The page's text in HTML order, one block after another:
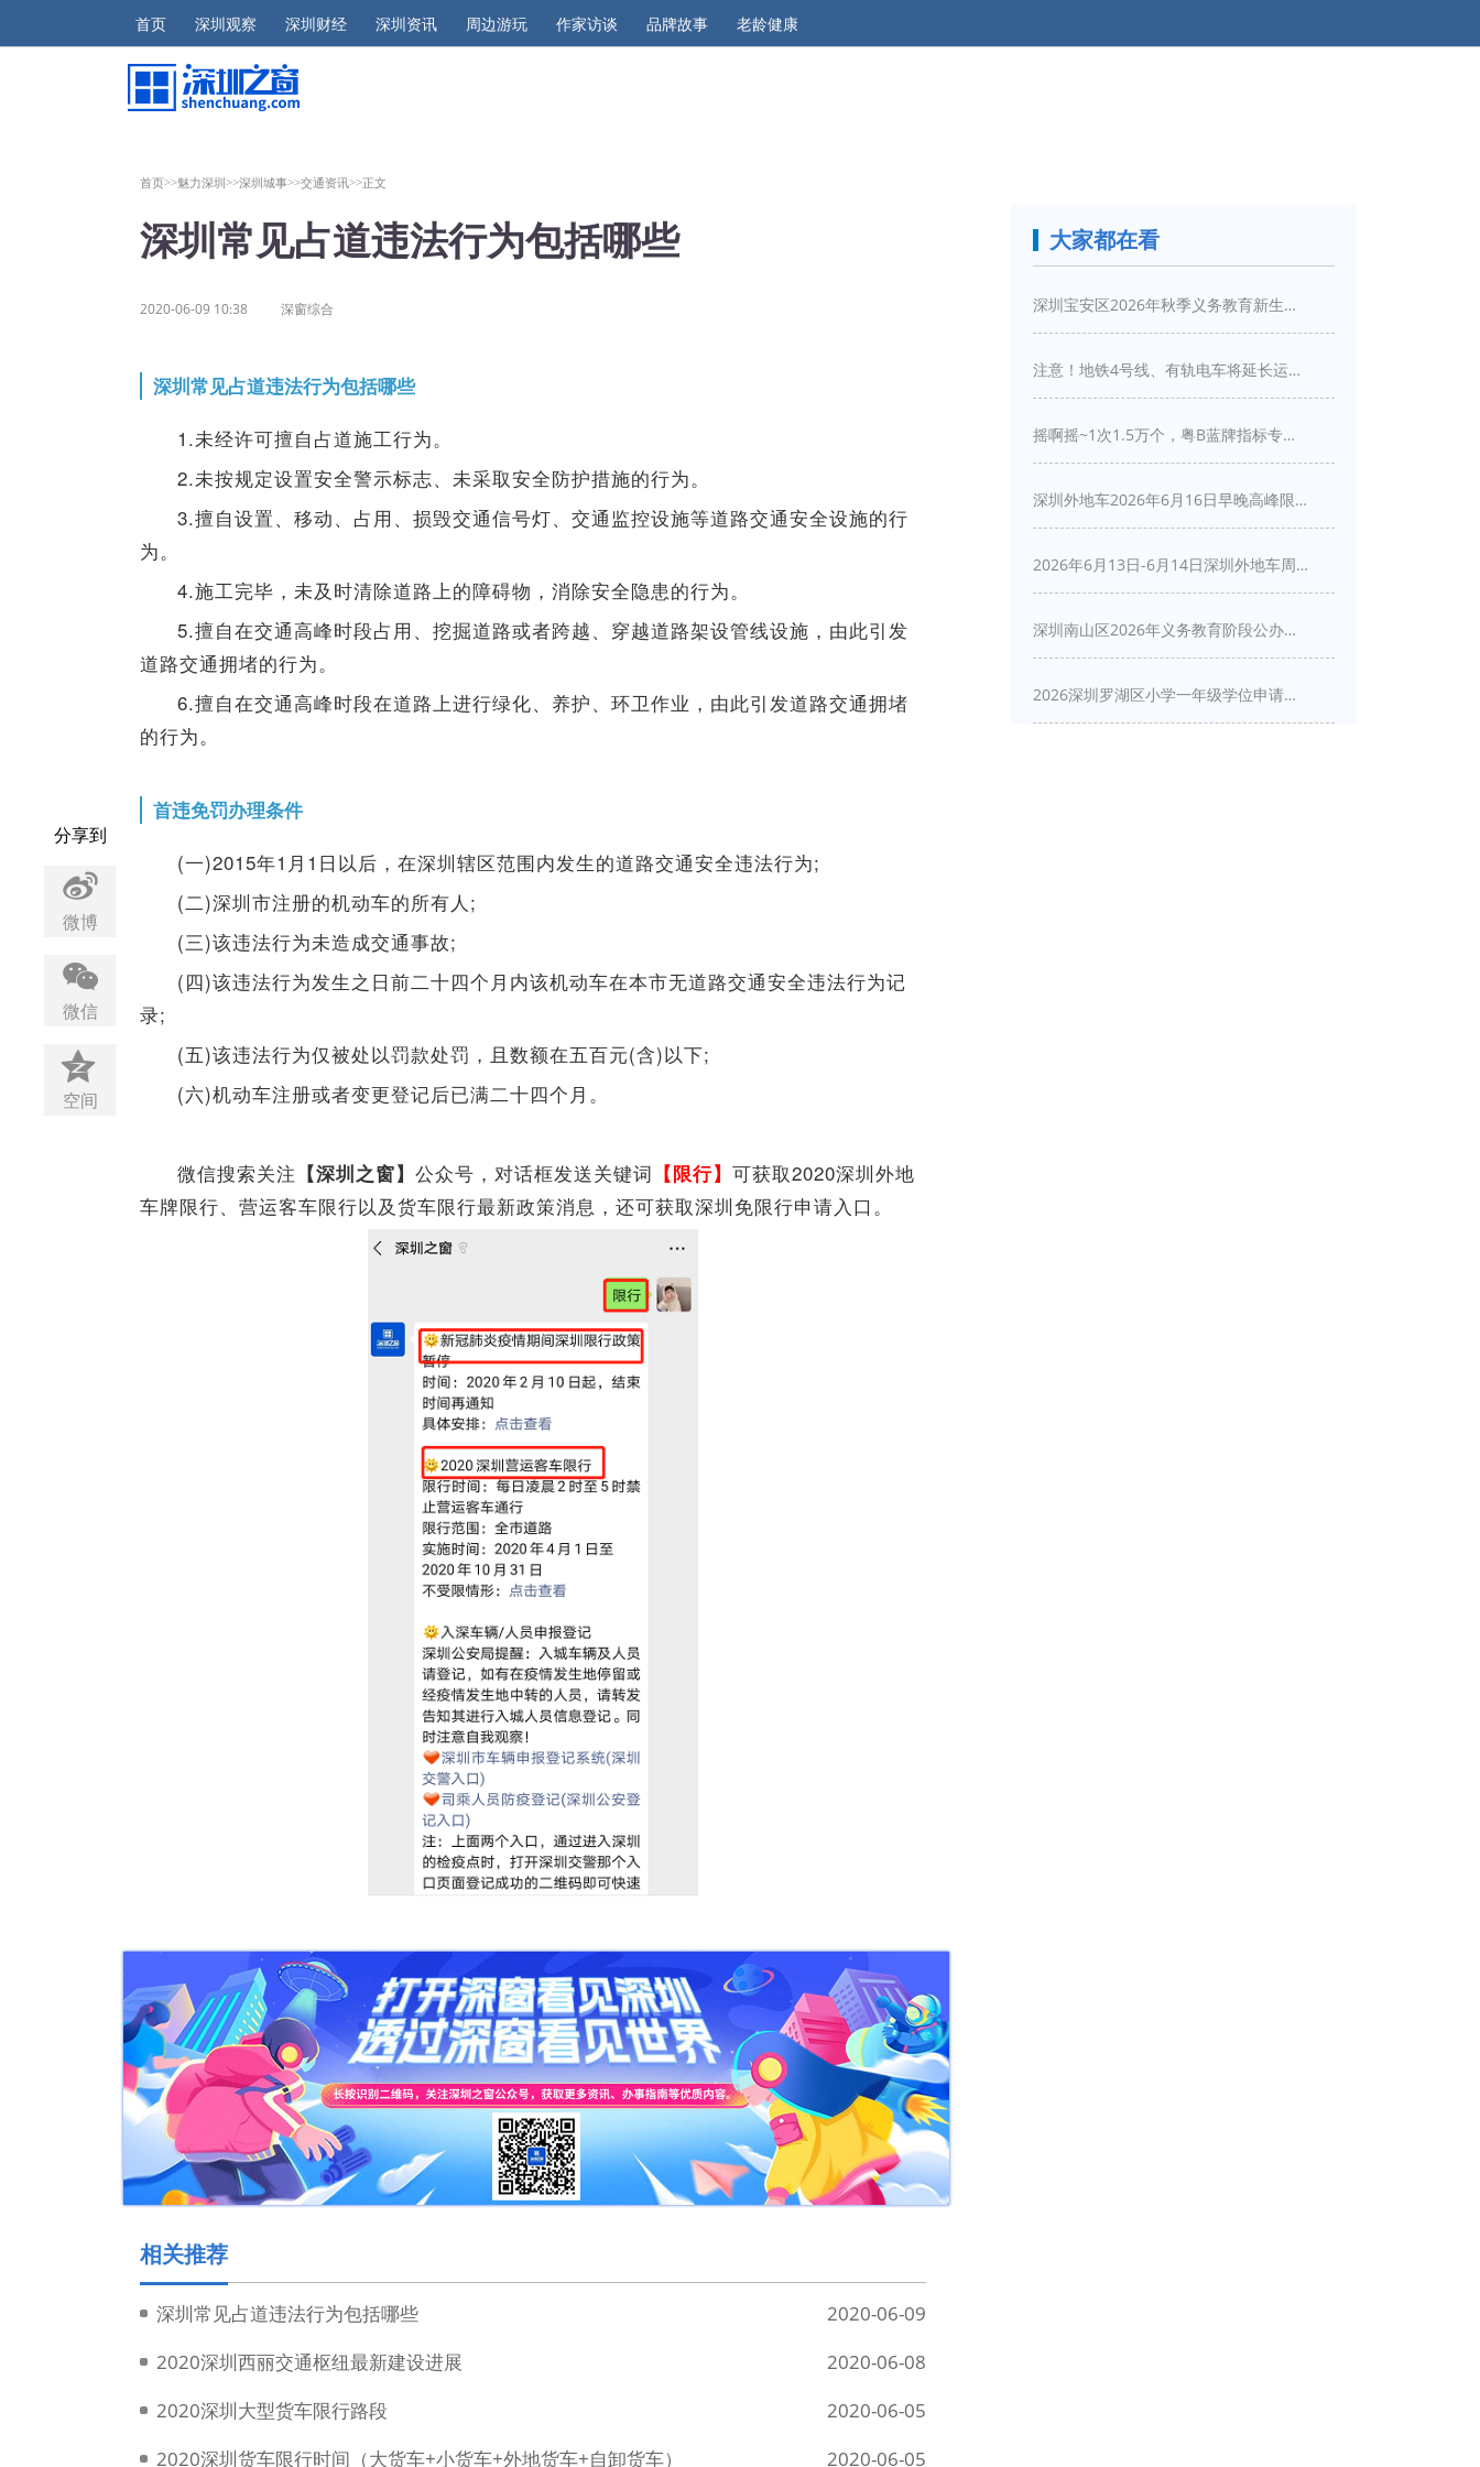
首页 深圳观察 深圳财经 深圳资讯 周边游玩 作家访谈 品牌故事 老龄健康
首页>>魅力深圳>>深圳城事>>交通资讯>>正文
深圳常见占道违法行为包括哪些
2020-06-09 10:38 深窗综合
深圳常见占道违法行为包括哪些
1.未经许可擅自占道施工行为。
2.未按规定设置安全警示标志、未采取安全防护措施的行为。
3.擅自设置、移动、占用、损毁交通信号灯、交通监控设施等道路交通安全设施的行
为。
4.施工完毕，未及时清除道路上的障碍物，消除安全隐患的行为。
5.擅自在交通高峰时段占用、挖掘道路或者跨越、穿越道路架设管线设施，由此引发
道路交通拥堵的行为。
6.擅自在交通高峰时段在道路上进行绿化、养护、环卫作业，由此引发道路交通拥堵
的行为。
首违免罚办理条件
(一)2015年1月1日以后，在深圳辖区范围内发生的道路交通安全违法行为;
(二)深圳市注册的机动车的所有人;
(三)该违法行为未造成交通事故;
(四)该违法行为发生之日前二十四个月内该机动车在本市无道路交通安全违法行为记
录;
(五)该违法行为仅被处以罚款处罚，且数额在五百元(含)以下;
(六)机动车注册或者变更登记后已满二十四个月。
微信搜索关注 【深圳之窗】 公众号，对话框发送关键词 【限行】 可获取2020深圳外地
车牌限行、营运客车限行以及货车限行最新政策消息，还可获取深圳免限行申请入口。
分享到
微博
微信
空间
相关推荐
深圳常见占道违法行为包括哪些
2020-06-09
2020深圳西丽交通枢纽最新建设进展
2020-06-08
2020深圳大型货车限行路段
2020-06-05
2020深圳货车限行时间（大货车+小货车+外地货车+自卸货车）
2020-06-05
大家都在看
深圳宝安区2026年秋季义务教育新生入学指引
注意！地铁4号线、有轨电车将延长运营服务！
摇啊摇~1次1.5万个，粤B蓝牌指标专项摇号又来啦！
深圳外地车2026年6月16日早晚高峰限行详情
2026年6月13日-6月14日深圳外地车周末限行吗
深圳南山区2026年义务教育阶段公办学校新生入学申请指南
2026深圳罗湖区小学一年级学位申请指南